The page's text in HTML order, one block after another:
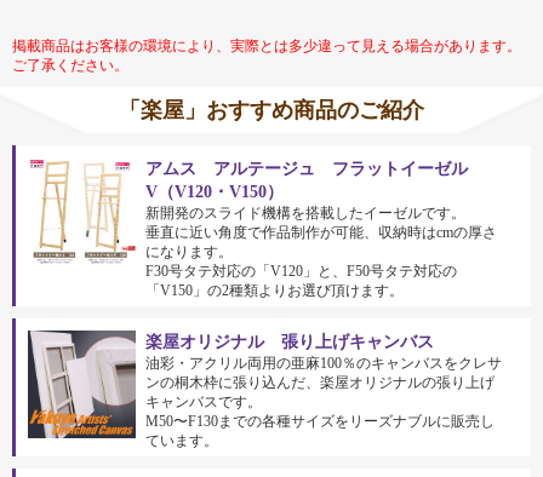
掲載商品はお客様の環境により、実際とは多少違って見える場合があります。
ご了承ください。
「楽屋」おすすめ商品のご紹介
アムス アルテージュ フラットイーゼル
V（V120・V150）
新開発のスライド機構を搭載したイーゼルです。
垂直に近い角度で作品制作が可能、収納時はcmの厚さ
になります。
F30号タテ対応の「V120」と、F50号タテ対応の
「V150」の2種類よりお選び頂けます。
楽屋オリジナル 張り上げキャンバス
油彩・アクリル両用の亜麻100％のキャンバスをクレサ
ンの桐木枠に張り込んだ、楽屋オリジナルの張り上げ
キャンバスです。
M50〜F130までの各種サイズをリーズナブルに販売し
ています。